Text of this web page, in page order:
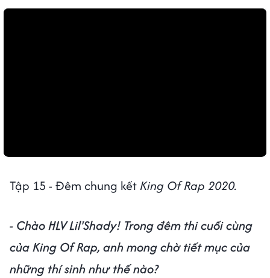
Tập 15 - Đêm chung kết King Of Rap 2020.
- Chào HLV Lil'Shady! Trong đêm thi cuối cùng
của King Of Rap, anh mong chờ tiết mục của
những thí sinh như thế nào?